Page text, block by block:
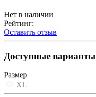
Нет в наличии
Рейтинг:
Оставить отзыв
Доступные варианты
Размер
XL